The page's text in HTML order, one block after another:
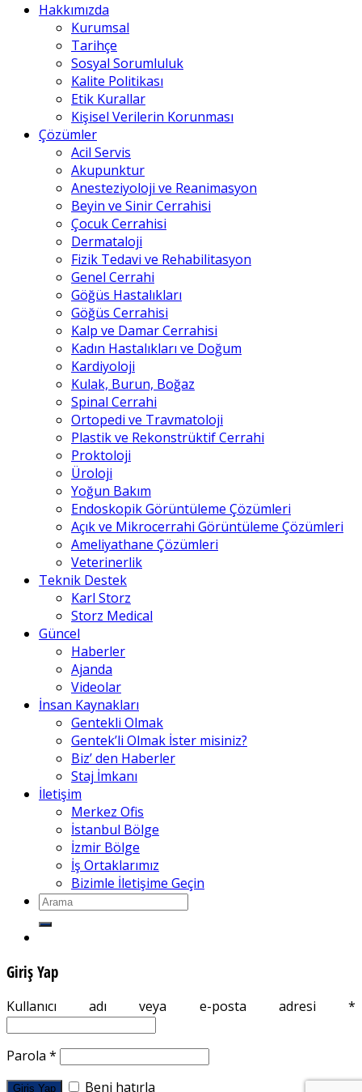
Hakkımızda
Kurumsal
Tarihçe
Sosyal Sorumluluk
Kalite Politikası
Etik Kurallar
Kişisel Verilerin Korunması
Çözümler
Acil Servis
Akupunktur
Anesteziyoloji ve Reanimasyon
Beyin ve Sinir Cerrahisi
Çocuk Cerrahisi
Dermataloji
Fizik Tedavi ve Rehabilitasyon
Genel Cerrahi
Göğüs Hastalıkları
Göğüs Cerrahisi
Kalp ve Damar Cerrahisi
Kadın Hastalıkları ve Doğum
Kardiyoloji
Kulak, Burun, Boğaz
Spinal Cerrahi
Ortopedi ve Travmatoloji
Plastik ve Rekonstrüktif Cerrahi
Proktoloji
Üroloji
Yoğun Bakım
Endoskopik Görüntüleme Çözümleri
Açık ve Mikrocerrahi Görüntüleme Çözümleri
Ameliyathane Çözümleri
Veterinerlik
Teknik Destek
Karl Storz
Storz Medical
Güncel
Haberler
Ajanda
Videolar
İnsan Kaynakları
Gentekli Olmak
Gentek’li Olmak İster misiniz?
Biz’ den Haberler
Staj İmkanı
İletişim
Merkez Ofis
İstanbul Bölge
İzmir Bölge
İş Ortaklarımız
Bizimle İletişime Geçin
Giriş Yap
Kullanıcı adı veya e-posta adresi *
Parola *
Giriş Yap Beni hatırla